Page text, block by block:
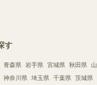
す
青森県 岩手県 宮城県 秋田県
神奈川県 埼玉県 千葉県 茨城県